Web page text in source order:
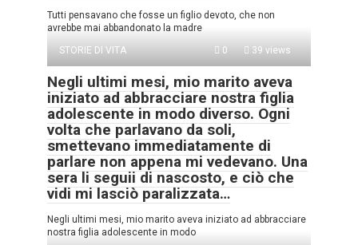
Tutti pensavano che fosse un figlio devoto, che non
avrebbe mai abbandonato la madre
STORIE DI VITA
0 39 views
Negli ultimi mesi, mio marito aveva
iniziato ad abbracciare nostra figlia
adolescente in modo diverso. Ogni
volta che parlavano da soli,
smettevano immediatamente di
parlare non appena mi vedevano. Una
sera li seguii di nascosto, e ciò che
vidi mi lasciò paralizzata…
Negli ultimi mesi, mio marito aveva iniziato ad abbracciare
nostra figlia adolescente in modo